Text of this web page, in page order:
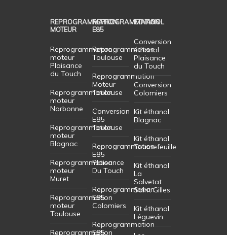
REPROGRAMMATION
MOTEUR
Reprogrammation
moteur
Plaisance
du Touch
Reprogrammation
moteur
Narbonne
Reprogrammation
moteur
Blagnac
Reprogrammation
moteur
Muret
Reprogrammation
moteur
Toulouse
Reprogrammation
REPROGRAMMATION
E85
Reprogrammation
Toulouse
Reprogrammation
Moteur
Toulouse
Conversion
E85
Toulouse
Reprogrammation
E85
Plaisance
Du Touch
Reprogrammation
E85
Colomiers
Reprogrammation
E85
ETHANOL
Conversion
éthanol
Plaisance
du Touch
Conversion
Colomiers
Kit éthanol
Blagnac
Kit éthanol
Tournefeuille
Kit éthanol
La
Salvetat
Saint Gilles
Kit éthanol
Léguevin